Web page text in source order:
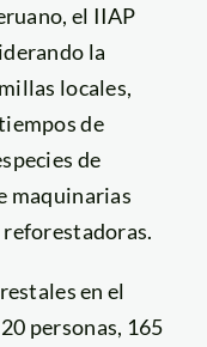
el IIAP
la
locales,
de
de
maquinarias
en el
personas, 165